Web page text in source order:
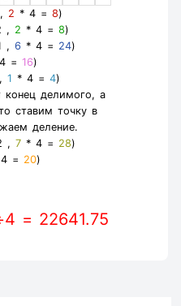
2 * 4 = 8)
, 2 * 4 = 8)
, 6 * 4 = 24)
= 16)
1 * 4 = 4)
конец делимого, а
ставим точку в
деление.
, 7* 4 = 28)
= 20)
= 22641.75